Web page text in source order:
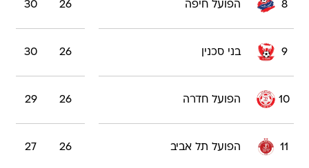
8 הפועל חיפה 26
30
9 בני סכנין 26
30
10 הפועל חדרה 26
29
11 הפועל תל אביב 26
27